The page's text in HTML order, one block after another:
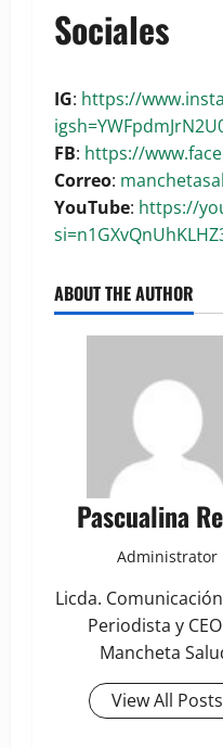
Sociales
IG: https://
FB: https://
Correo:
YouTube: https://
ABOUT THE AUTHOR
Pascualina
Administrator
Licda.
Periodista y
Mancheta
View All Posts